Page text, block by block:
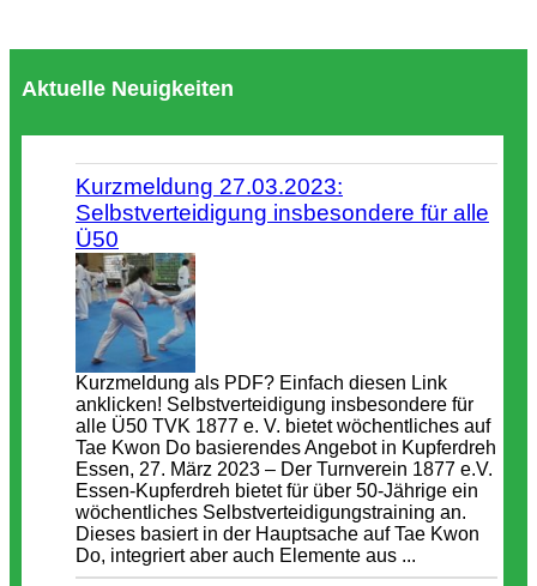
Aktuelle Neuigkeiten
Kurzmeldung 27.03.2023:
Selbstverteidigung insbesondere für alle
Ü50
Kurzmeldung als PDF? Einfach diesen Link
anklicken! Selbstverteidigung insbesondere für
alle Ü50 TVK 1877 e. V. bietet wöchentliches auf
Tae Kwon Do basierendes Angebot in Kupferdreh
Essen, 27. März 2023 – Der Turnverein 1877 e.V.
Essen-Kupferdreh bietet für über 50-Jährige ein
wöchentliches Selbstverteidigungstraining an.
Dieses basiert in der Hauptsache auf Tae Kwon
Do, integriert aber auch Elemente aus ...